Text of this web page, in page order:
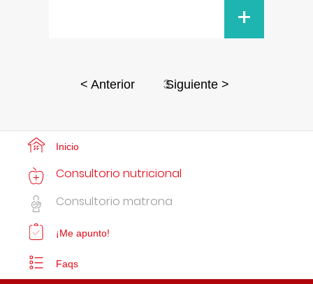
+
< Anterior 3Siguiente >
Inicio
Consultorio nutricional
Consultorio matrona
¡Me apunto!
Faqs